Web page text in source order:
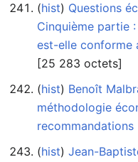
(hist) ‎ Questions
Cinquième partie
est-elle conforme
‎[25 283 octets]
(hist) ‎ Benoît
méthodologie
recommandations
(hist) ‎ Jean-